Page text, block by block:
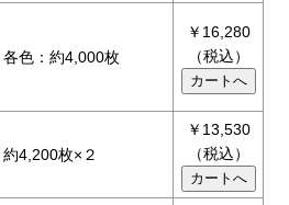
各色：約4,000枚
￥16,280
（税込）
約4,200枚×２
￥13,530
（税込）